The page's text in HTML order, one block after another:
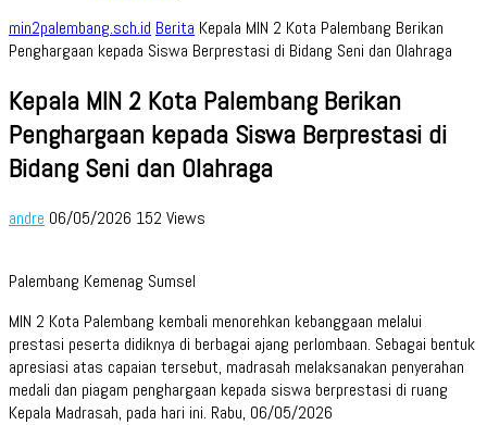
min2palembang.sch.id Berita Kepala MIN 2 Kota Palembang Berikan
Penghargaan kepada Siswa Berprestasi di Bidang Seni dan Olahraga
Kepala MIN 2 Kota Palembang Berikan
Penghargaan kepada Siswa Berprestasi di
Bidang Seni dan Olahraga
andre 06/05/2026 152 Views
Palembang Kemenag Sumsel
MIN 2 Kota Palembang kembali menorehkan kebanggaan melalui
prestasi peserta didiknya di berbagai ajang perlombaan. Sebagai bentuk
apresiasi atas capaian tersebut, madrasah melaksanakan penyerahan
medali dan piagam penghargaan kepada siswa berprestasi di ruang
Kepala Madrasah, pada hari ini. Rabu, 06/05/2026